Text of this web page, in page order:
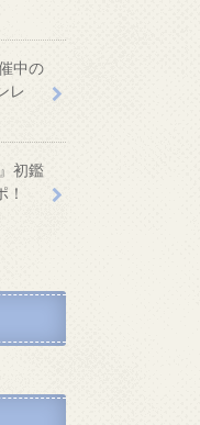
中の
レ
初鑑